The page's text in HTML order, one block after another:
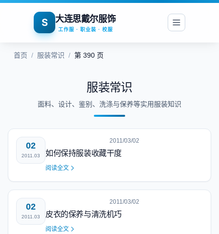
S 大连思戴尔服饰
工作服 · 职业装 · 校服
首页 / 服装常识 / 第 390 页
服装常识
面料、设计、鉴别、洗涤与保养等实用服装知识
02
2011.03
2011/03/02
如何保持服装收藏干度
阅读全文
02
2011.03
2011/03/02
皮衣的保养与清洗机巧
阅读全文